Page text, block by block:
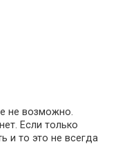
не возможно.
Если только
и то это не всегда